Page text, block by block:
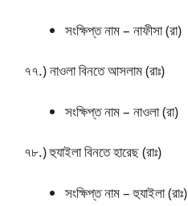
সংক্ষিপ্ত নাম – নাফীসা (রা)
৭৭.) নাওলা বিনতে আসলাম (রাঃ)
সংক্ষিপ্ত নাম – নাওলা (রা)
৭৮.) হুযাইলা বিনতে হারেছ (রাঃ)
সংক্ষিপ্ত নাম – হুযাইলা (রাঃ)